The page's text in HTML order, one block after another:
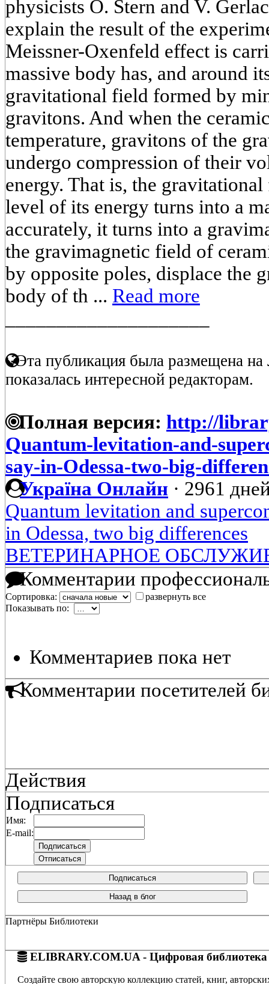
physicists O. Stern and V.
explain the result of the
Meissner-Oxenfeld effect is
massive body has, and around
gravitational field formed by
gravitons. And when the
temperature, gravitons of the
undergo compression of their
energy. That is, the
level of its energy turns into a
accurately, it turns into a
the gravimagnetic field of
by opposite poles, displace the
body of th ... Read more
Эта публикация была размещена на
показалась интересной редакторам.
Полная версия: http://
Quantum-levitation-and-
say-in-Odessa-two-big-
Україна Онлайн · 2961
Quantum levitation and
in Odessa, two big differences
ВЕТЕРИНАРНОЕ
Комментарии
Сортировка:
развернуть все
Показывать по:
Комментариев пока нет
Комментарии посетителей
Действия
Подписаться
Имя:
E-mail:
Подписаться
Назад в блог
Партнёры Библиотеки
ELIBRARY.COM.UA - Цифровая библиотека
Создайте свою авторскую коллекцию статей, книг,